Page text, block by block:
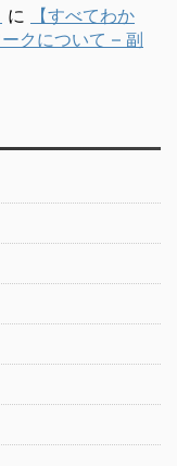
に
【すべてわか
クについて – 副